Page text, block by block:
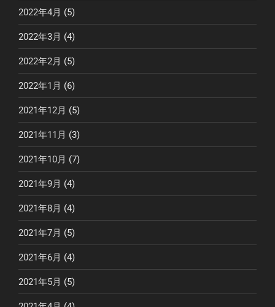
2022年4月 (5)
2022年3月 (4)
2022年2月 (5)
2022年1月 (6)
2021年12月 (5)
2021年11月 (3)
2021年10月 (7)
2021年9月 (4)
2021年8月 (4)
2021年7月 (5)
2021年6月 (4)
2021年5月 (5)